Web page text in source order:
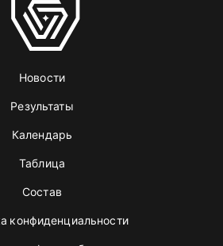
Новости
Результаты
Календарь
Таблица
Состав
конфиденциальности